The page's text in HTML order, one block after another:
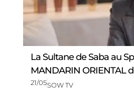
La Sultane de Saba au
MANDARIN ORIENTAL
21/05SOW TV